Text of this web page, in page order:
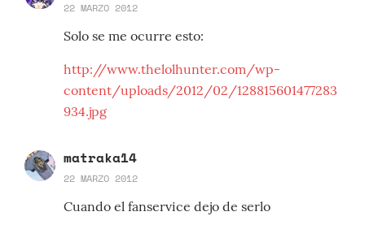
22 MARZO 2012
Solo se me ocurre esto:
http://www.thelolhunter.com/wp-
content/uploads/2012/02/128815601477283
934.jpg
matraka14
22 MARZO 2012
Cuando el fanservice dejo de serlo